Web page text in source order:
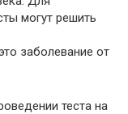
могут решить
заболевание от
теста на